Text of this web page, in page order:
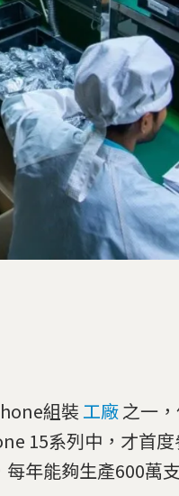
組裝 工廠之一
15系列中，才首
年能夠生產600萬